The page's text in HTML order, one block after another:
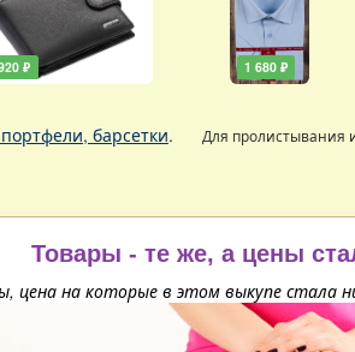
₽ 1 680 ₽
барсетки. Для пролистывания
Товары - те же, а цены
на которые в этом выкупе стала